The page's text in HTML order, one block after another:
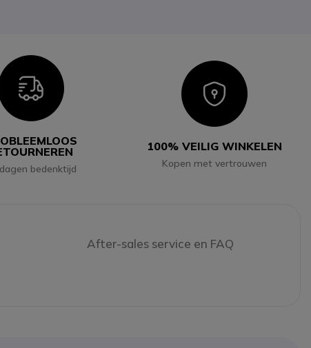
Icon
bedenktijd
Icon
100% VEILIG WINKELEN
Kopen met vertrouwen
After-sales service en FAQ